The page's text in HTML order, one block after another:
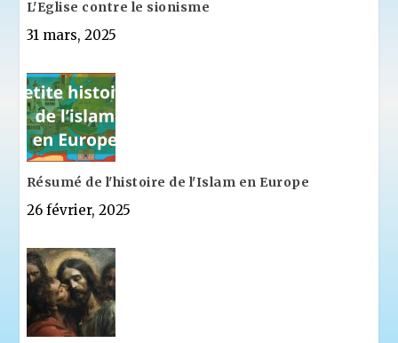
L'Eglise contre le sionisme
31 mars, 2025
Résumé de l'histoire de l'Islam en Europe
26 février, 2025